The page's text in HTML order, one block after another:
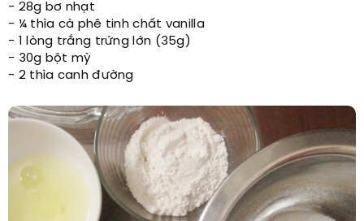
- 28g bơ nhạt
- ¼ thìa cà phê tinh chất vanilla
- 1 lòng trắng trứng lớn (35g)
- 30g bột mỳ
- 2 thìa canh đường